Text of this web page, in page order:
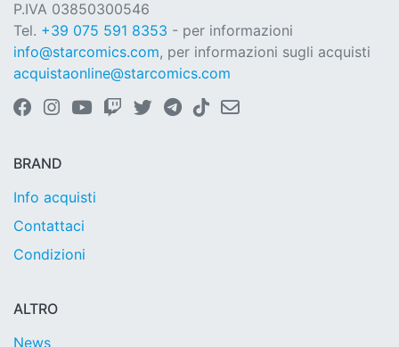
P.IVA 03850300546
Tel. +39 075 591 8353 - per informazioni
info@starcomics.com, per informazioni sugli acquisti
acquistaonline@starcomics.com
BRAND
Info acquisti
Contattaci
Condizioni
ALTRO
News